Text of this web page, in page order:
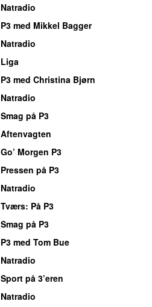
Natradio
P3 med Mikkel Bagger
Natradio
Liga
P3 med Christina Bjørn
Natradio
Smag på P3
Aftenvagten
Go’ Morgen P3
Pressen på P3
Natradio
Tværs: På P3
Smag på P3
P3 med Tom Bue
Natradio
Sport på 3’eren
Natradio